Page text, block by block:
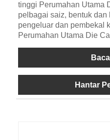
tinggi Perumahan Utama
pelbagai saiz, bentuk
pengeluar dan pembekal
Perumahan Utama Die
Hantar